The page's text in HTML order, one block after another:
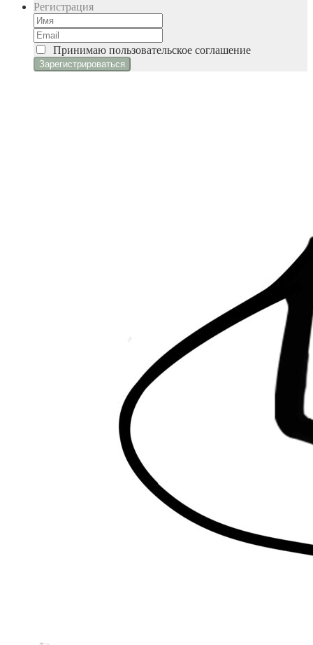
Регистрация
Принимаю пользовательское соглашение